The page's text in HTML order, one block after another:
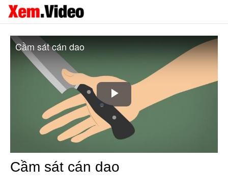
Play
Video
Cầm sát cán dao
Cầm sát cán dao